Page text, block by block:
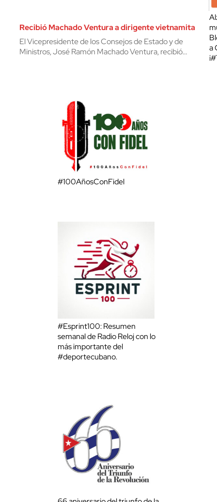
Recibió Machado Ventura a dirigente vietnamita
El Vicepresidente de los Consejos de Estado y de
Ministros, José Ramón Machado Ventura, recibió…
a
#100AñosConFidel
#Esprint100: Resumen
semanal de Radio Reloj con lo
más importante del
#deportecubano.